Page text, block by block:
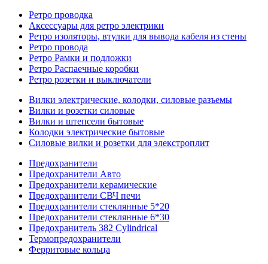
Ретро проводка
Аксессуары для ретро электрики
Ретро изоляторы, втулки для вывода кабеля из стены
Ретро провода
Ретро Рамки и подложки
Ретро Распаечные коробки
Ретро розетки и выключатели
Вилки электрические, колодки, силовые разъемы
Вилки и розетки силовые
Вилки и штепсели бытовые
Колодки электрические бытовые
Силовые вилки и розетки для элекстроплит
Предохранители
Предохранители Авто
Предохранители керамические
Предохранители СВЧ печи
Предохранители стеклянные 5*20
Предохранители стеклянные 6*30
Предохранитель 382 Cylindrical
Термопредохранители
Ферритовые кольца